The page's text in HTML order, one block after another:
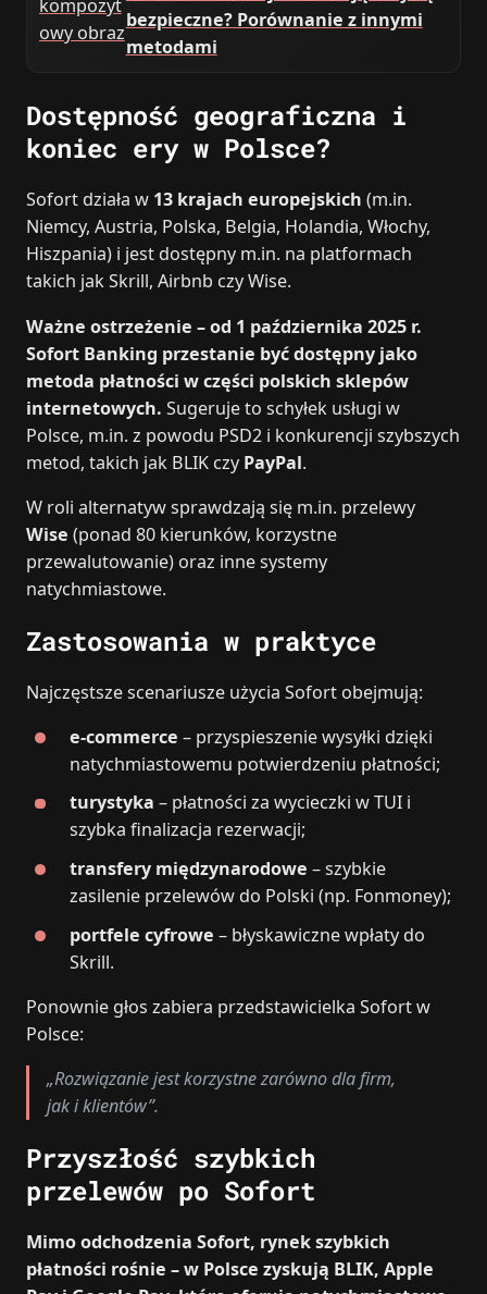
bezpieczne? Porównanie z innymi
metodami
Dostępność geograficzna i
koniec ery w Polsce?
Sofort działa w 13 krajach europejskich (m.in.
Niemcy, Austria, Polska, Belgia, Holandia, Włochy,
Hiszpania) i jest dostępny m.in. na platformach
takich jak Skrill, Airbnb czy Wise.
Ważne ostrzeżenie – od 1 października 2025 r.
Sofort Banking przestanie być dostępny jako
metoda płatności w części polskich sklepów
internetowych. Sugeruje to schyłek usługi w
Polsce, m.in. z powodu PSD2 i konkurencji szybszych
metod, takich jak BLIK czy PayPal.
W roli alternatyw sprawdzają się m.in. przelewy
Wise (ponad 80 kierunków, korzystne
przewalutowanie) oraz inne systemy
natychmiastowe.
Zastosowania w praktyce
Najczęstsze scenariusze użycia Sofort obejmują:
e‑commerce – przyspieszenie wysyłki dzięki
natychmiastowemu potwierdzeniu płatności;
turystyka – płatności za wycieczki w TUI i
szybka finalizacja rezerwacji;
transfery międzynarodowe – szybkie
zasilenie przelewów do Polski (np. Fonmoney);
portfele cyfrowe – błyskawiczne wpłaty do
Skrill.
Ponownie głos zabiera przedstawicielka Sofort w
Polsce:
„Rozwiązanie jest korzystne zarówno dla firm,
jak i klientów”.
Przyszłość szybkich
przelewów po Sofort
Mimo odchodzenia Sofort, rynek szybkich
płatności rośnie – w Polsce zyskują BLIK, Apple